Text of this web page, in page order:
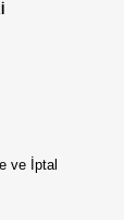
ve İptal